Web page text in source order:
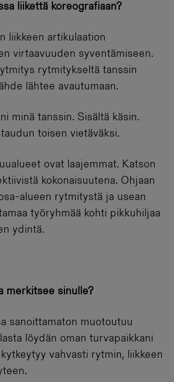
liikettä koreografiaan?
liikkeen artikulaation
virtaavuuden syventämiseen.
rytmitykseltä tanssin
lähtee avautumaan.
minä tanssin. Sisältä käsin.
toisen vietäväksi.
ovat laajemmat. Katson
kokonaisuutena. Ohjaan
alueen rytmitystä ja usean
työryhmää kohti pikkuhiljaa
ydintä.
merkitsee sinulle?
sanoittamaton muotoutuu
löydän oman turvapaikkani
vahvasti rytmin, liikkeen